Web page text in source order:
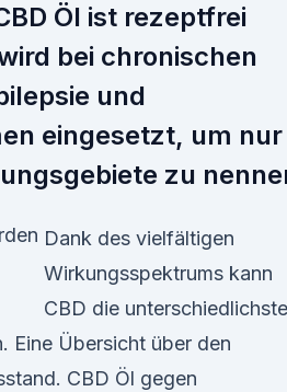
Öl ist rezeptfrei
bei chronischen
und
eingesetzt, um nur
zu
Dank des vielfältigen
Wirkungsspektrums kann
CBD die
Eine Übersicht über den
CBD Öl gegen